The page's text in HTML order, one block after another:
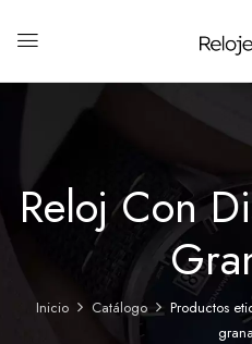
Reloj Con
Inicio Catálogo
Productos